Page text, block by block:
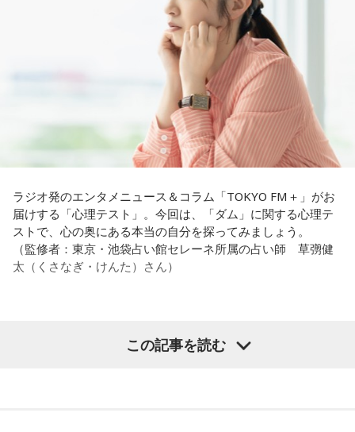
例えば、小さいお子さんがいるときって、やっぱり楽しいけ
れど身体がついていけないときって、ちょっと子育てが憂鬱
になったりする時って出ちゃうじゃないですか。子どもの元
気な「キャー！」というのも、元気なときには「もう！」と
いうくらいで済むけれど、頭が痛いときはキツイもんね。そ
自分の体力、コンディション。「元気」の「気」は中がお米
（氣）だから、しっかり食べて、元気をつけていってくださ
い。それも、仕事のうちです。
パートナーの奥迫協子、パーソナリティの江原啓之
●江原啓之 今夜の格言
番組名：Dr.Recella presents 江原啓之 おと語り
ダムの水は「溜め込んだ本音や感情」を暗示しています。ダ
ムの何が気になったかで、あなたがなぜ言いたいことを飲み
込んでしまうのか……その理由と、我慢の深さがわかります。
1．こぼれてしまわないか……我慢しすぎ度90％
限界が気になったあなた。本音をギリギリまで溜め込んでい
ませんか。「嫌われるかも」という不安から、言葉を飲み込
み続けてきたのでは。でも、あなたが少し本音を見せても、
大切な人は離れていきません。小さな「イヤ」から、言葉に
してみましょう。
2．こんなに必要なのか……我慢しすぎ度45％
水の価値を気にしたあなた。裏を返せば、自分の意見に「言
うほどの価値があるのかな」と、自信を持てずにいるのかも
ラジオ発のエンタメニュース＆コラム「TOKYO FM＋」がお
届けする「心理テスト」。今回は、「ダム」に関する心理テ
ストで、心の奥にある本当の自分を探ってみましょう。
（監修者：東京・池袋占い館セレーネ所属の占い師 草彅健
太（くさなぎ・けんた）さん）
山奥の大きなダムを見学しているあなた。
この記事を読む